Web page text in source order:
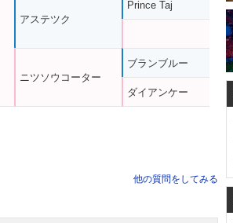
アステツク
ニツソウコーター
Prince Taj
ブランブルー
ダイアンケー
他の質問をしてみる